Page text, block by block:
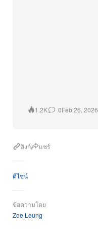
1.2K 0Feb 26, 2026
ลิงก์ แชร์
ดีไซน์
ข้อความโดย
Zoe Leung